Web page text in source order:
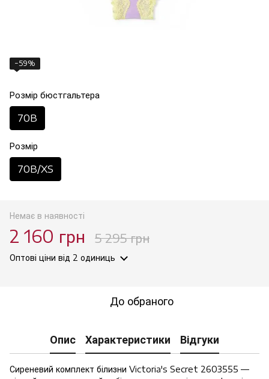
−59%
Розмір бюстгальтера
70B
Розмір
70B/XS
Немає в наявності
2 160 грн 5 295 грн
Оптові ціни від 2 одиниць
До обраного
Опис Характеристики Відгуки
Сиреневий комплект білизни Victoria's Secret 2603555 —